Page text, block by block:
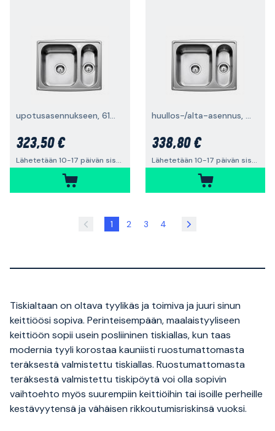
upotusasennukseen, 615 x 510 mm
323,50 €
Lähetetään 10-17 päivän sisällä
huullos-/alta-asennus, 615 x 510 mm
338,80 €
Lähetetään 10-17 päivän sisällä
1 2 3 4
Tiskialtaan on oltava tyylikäs ja toimiva ja juuri sinun
keittiöösi sopiva. Perinteisempään, maalaistyyliseen
keittiöön sopii usein posliininen tiskiallas, kun taas
modernia tyyli korostaa kauniisti ruostumattomasta
teräksestä valmistettu tiskiallas. Ruostumattomasta
teräksestä valmistettu tiskipöytä voi olla sopivin
vaihtoehto myös suurempiin keittiöihin tai isoille perheille
kestävyytensä ja vähäisen rikkoutumisriskinsä vuoksi.